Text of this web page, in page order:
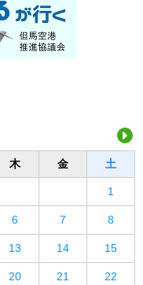
木 金 土
1
6 7 8
13 14 15
20 21 22